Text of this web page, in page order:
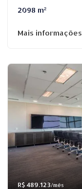
2098 m²
Mais informações
R$ 489.123/mês